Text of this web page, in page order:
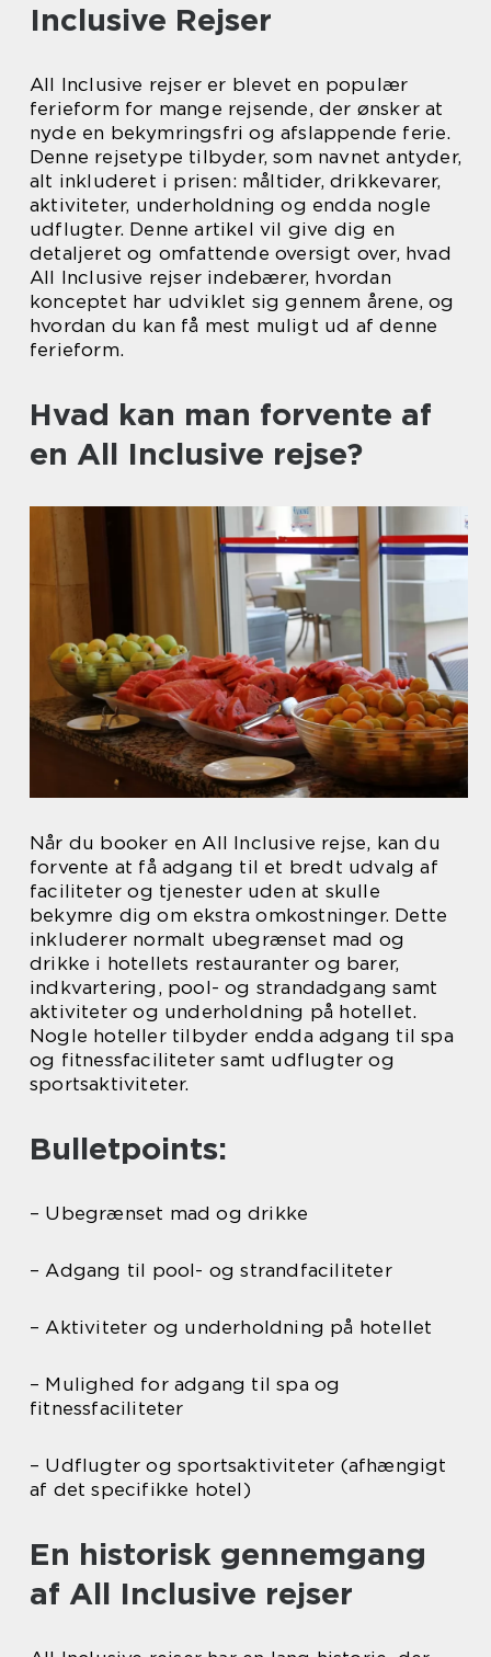
Inclusive Rejser
All Inclusive rejser er blevet en populær
ferieform for mange rejsende, der ønsker at
nyde en bekymringsfri og afslappende ferie.
Denne rejsetype tilbyder, som navnet antyder,
alt inkluderet i prisen: måltider, drikkevarer,
aktiviteter, underholdning og endda nogle
udflugter. Denne artikel vil give dig en
detaljeret og omfattende oversigt over, hvad
All Inclusive rejser indebærer, hvordan
konceptet har udviklet sig gennem årene, og
hvordan du kan få mest muligt ud af denne
ferieform.
Hvad kan man forvente af
en All Inclusive rejse?
Når du booker en All Inclusive rejse, kan du
forvente at få adgang til et bredt udvalg af
faciliteter og tjenester uden at skulle
bekymre dig om ekstra omkostninger. Dette
inkluderer normalt ubegrænset mad og
drikke i hotellets restauranter og barer,
indkvartering, pool- og strandadgang samt
aktiviteter og underholdning på hotellet.
Nogle hoteller tilbyder endda adgang til spa
og fitnessfaciliteter samt udflugter og
sportsaktiviteter.
Bulletpoints:
– Ubegrænset mad og drikke
– Adgang til pool- og strandfaciliteter
– Aktiviteter og underholdning på hotellet
– Mulighed for adgang til spa og
fitnessfaciliteter
– Udflugter og sportsaktiviteter (afhængigt
af det specifikke hotel)
En historisk gennemgang
af All Inclusive rejser